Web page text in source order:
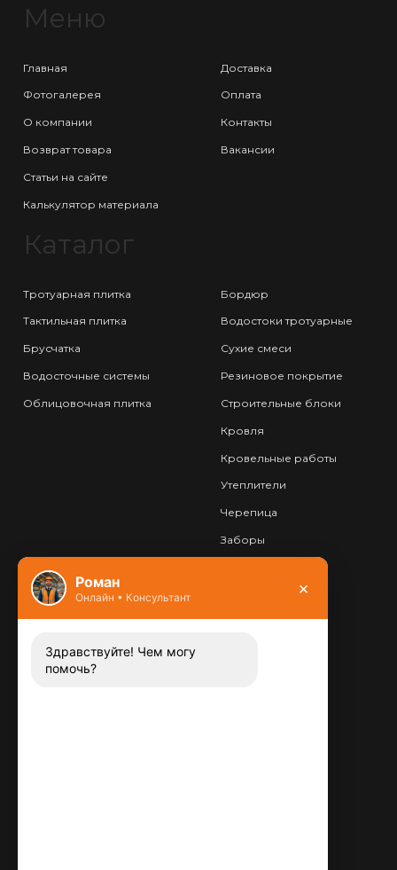
Меню
Главная
Фотогалерея
О компании
Возврат товара
Статьи на сайте
Калькулятор материала
Доставка
Оплата
Контакты
Вакансии
Каталог
Тротуарная плитка
Тактильная плитка
Брусчатка
Водосточные системы
Облицовочная плитка
Бордюр
Водостоки тротуарные
Сухие смеси
Резиновое покрытие
Строительные блоки
Кровля
Кровельные работы
Утеплители
Черепица
Заборы
Контакты
Заказать звонок
Роман
Онлайн • Консультант ×
Здравствуйте! Чем могу
помочь?